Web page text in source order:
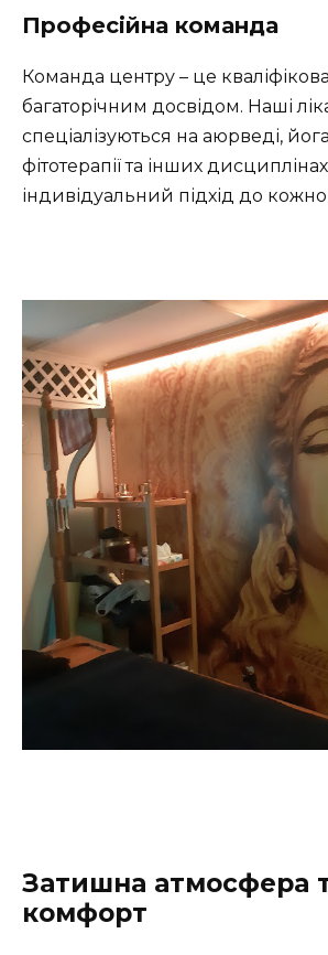
Професійна команда
Команда центру – це
багаторічним досвідом. Наші
спеціалізуються на аюрведі,
фітотерапії та інших
індивідуальний підхід до
Затишна атмосфера
комфорт